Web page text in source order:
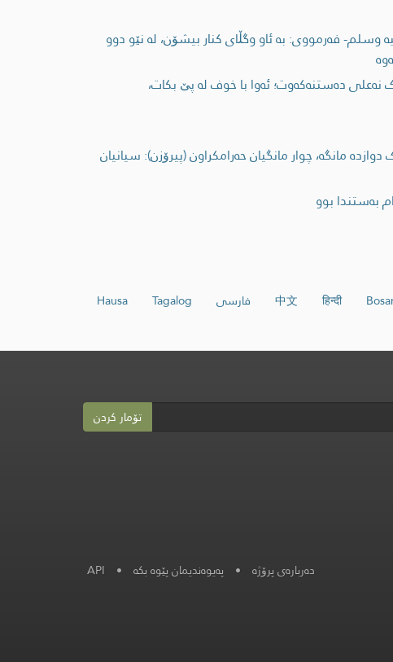
وسلم- فەرمووی: بە ئاو وگڵای کنار بیشۆن، لە نێو دوو
نەعلی دەستنەکەوت؛ ئەوا با خوف لە پێ بکات،
مانگە، چوار مانگیان حەرامکراون (پیرۆزن): سیانیان
بەستندا بوو
हिन्दी
中文 فارسی Tagalog
Hausa
تۆمار کردن
دەربارەی پرۆژە • په‌یوه‌ندیمان پێوه‌ بكه‌ •
API